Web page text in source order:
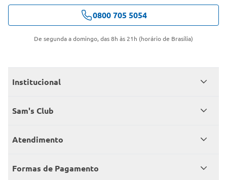
0800 705 5054
De segunda a domingo, das 8h às 21h (horário de Brasília)
Institucional
Quem somos
Encontre um Clube
Sam's Club
Seja sócio
Member’s Mark
Atendimento
Fale conosco
Formas de Pagamento